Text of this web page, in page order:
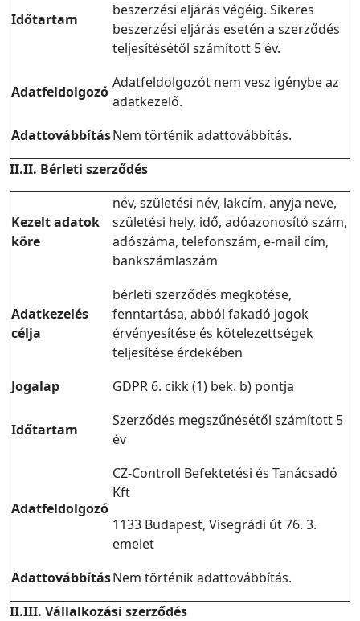
Időtartam
beszerzési eljárás végéig. Sikeres
beszerzési eljárás esetén a szerződés
teljesítésétől számított 5 év.
Adatfeldolgozó
Adatfeldolgozót nem vesz igénybe az
adatkezelő.
AdattovábbításNem történik adattovábbítás.
II.II. Bérleti szerződés
Kezelt adatok
köre
név, születési név, lakcím, anyja neve,
születési hely, idő, adóazonosító szám,
adószáma, telefonszám, e-mail cím,
bankszámlaszám
Adatkezelés
célja
bérleti szerződés megkötése,
fenntartása, abból fakadó jogok
érvényesítése és kötelezettségek
teljesítése érdekében
Jogalap
GDPR 6. cikk (1) bek. b) pontja
Időtartam
Szerződés megszűnésétől számított 5
év
Adatfeldolgozó
CZ-Controll Befektetési és Tanácsadó
Kft
1133 Budapest, Visegrádi út 76. 3.
emelet
AdattovábbításNem történik adattovábbítás.
II.III. Vállalkozási szerződés